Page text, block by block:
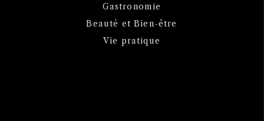
Gastronomie
Beauté et Bien-être
Vie pratique